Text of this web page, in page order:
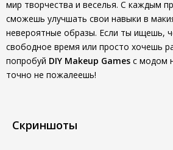
мир творчества и веселья. С каждым
сможешь улучшать свои навыки в
невероятные образы. Если ты ищешь,
свободное время или просто хочешь
попробуй DIY Makeup Games с модом
точно не пожалеешь!
Скриншоты